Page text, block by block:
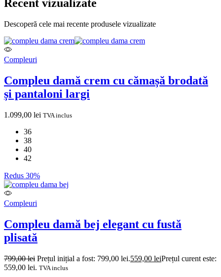
Recent vizualizate
Descoperă cele mai recente produsele vizualizate
Compleuri
Compleu damă crem cu cămașă brodată
și pantaloni largi
1.099,00 lei TVA inclus
36
38
40
42
Redus 30%
Compleuri
Compleu damă bej elegant cu fustă
plisată
799,00lei Prețul inițial a fost: 799,00 lei.559,00 leiPrețul curent este:
559,00 lei. TVA inclus